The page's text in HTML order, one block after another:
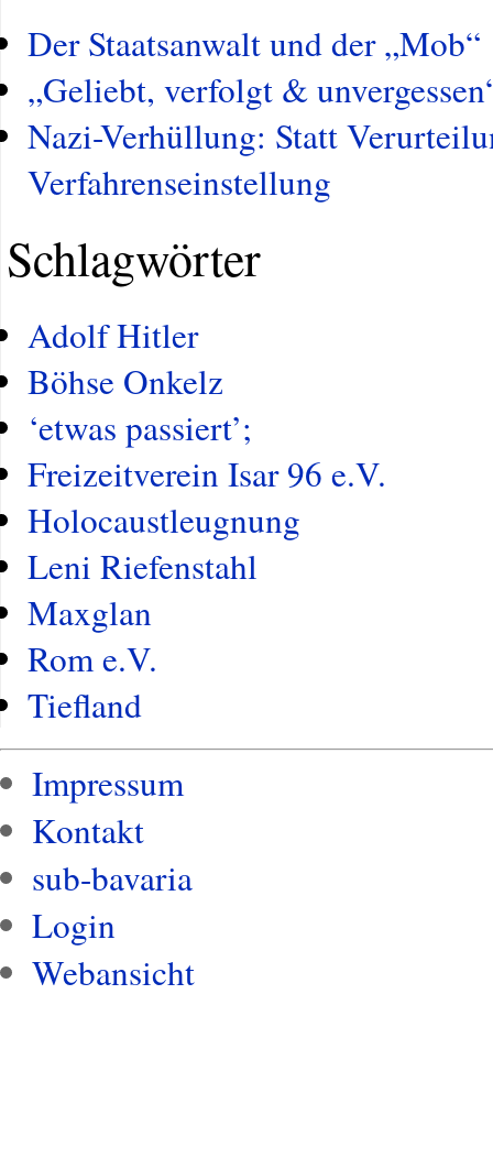
Der Staatsanwalt und der „Mob“
„Geliebt, verfolgt &
Nazi-Verhüllung: Statt
Verfahrenseinstellung
Schlagwörter
Adolf Hitler
Böhse Onkelz
‘etwas passiert’;
Freizeitverein Isar 96 e.V.
Holocaustleugnung
Leni Riefenstahl
Maxglan
Rom e.V.
Tiefland
Impressum
Kontakt
sub-bavaria
Login
Webansicht